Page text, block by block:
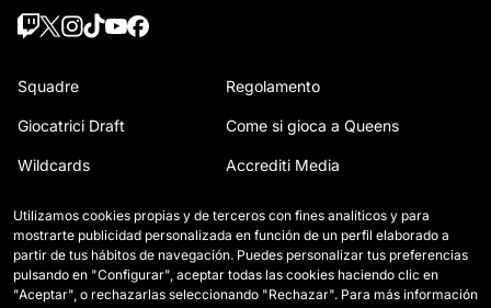
Squadre
Giocatrici Draft
Wildcards
Classifica
Statistiche
Regolamento
Come si gioca a Queens
Accrediti Media
Lavora con noi
Utilizamos cookies propias y de terceros con fines analíticos y para
mostrarte publicidad personalizada en función de un perfil elaborado a
partir de tus hábitos de navegación. Puedes personalizar tus preferencias
pulsando en "Configurar", aceptar todas las cookies haciendo clic en
"Aceptar", o rechazarlas seleccionando "Rechazar". Para más información